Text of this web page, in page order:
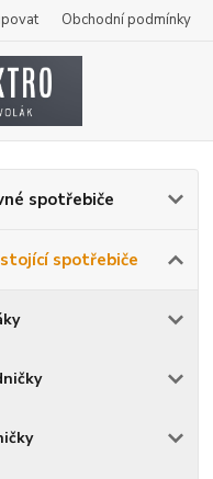
Obchodní podmínky
spotřebiče
spotřebiče